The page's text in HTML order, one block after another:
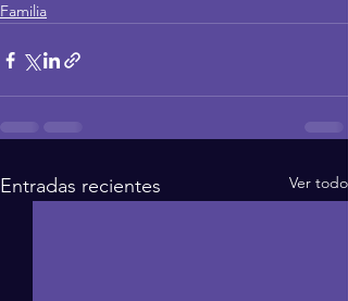
Familia
Entradas recientes Ver todo